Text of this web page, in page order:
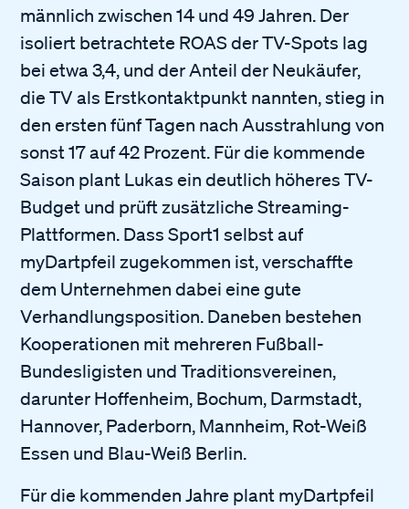
männlich zwischen 14 und 49 Jahren. Der
isoliert betrachtete ROAS der TV-Spots lag
bei etwa 3,4, und der Anteil der Neukäufer,
die TV als Erstkontaktpunkt nannten, stieg in
den ersten fünf Tagen nach Ausstrahlung von
sonst 17 auf 42 Prozent. Für die kommende
Saison plant Lukas ein deutlich höheres TV-
Budget und prüft zusätzliche Streaming-
Plattformen. Dass Sport1 selbst auf
myDartpfeil zugekommen ist, verschaffte
dem Unternehmen dabei eine gute
Verhandlungsposition. Daneben bestehen
Kooperationen mit mehreren Fußball-
Bundesligisten und Traditionsvereinen,
darunter Hoffenheim, Bochum, Darmstadt,
Hannover, Paderborn, Mannheim, Rot-Weiß
Essen und Blau-Weiß Berlin.
Für die kommenden Jahre plant myDartpfeil